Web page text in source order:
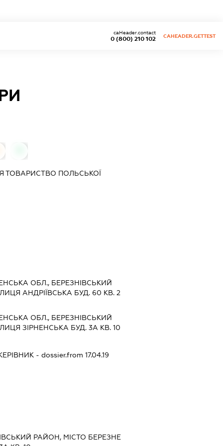
0 (800) 210 102
caHeader.contact
CAHEADER.GETTEST
ТОВАРИСТВО ПОЛЬСЬКОЇ
ОБЛ., БЕРЕЗНІВСЬКИЙ
АНДРІЇВСЬКА БУД. 60 КВ. 2
ОБЛ., БЕРЕЗНІВСЬКИЙ
ЗІРНЕНСЬКА БУД. 3А КВ. 10
- dossier.from 17.04.19
РАЙОН, МІСТО БЕРЕЗНЕ